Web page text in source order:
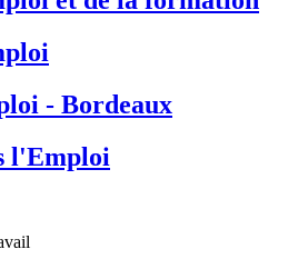
- Bordeaux
l'Emploi